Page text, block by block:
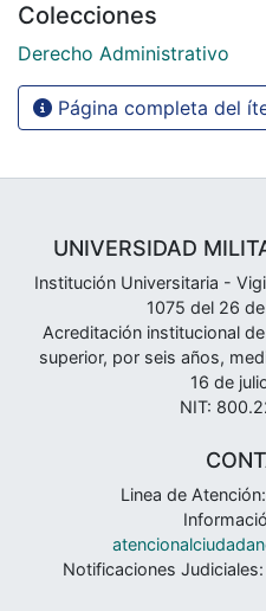
Colecciones
Derecho Administrativo
Página completa del
UNIVERSIDAD
Institución Universitaria -
1075 del 26
Acreditación institucional
superior, por seis años,
16 de
NIT:
Linea de
Notificaciones Judiciales: